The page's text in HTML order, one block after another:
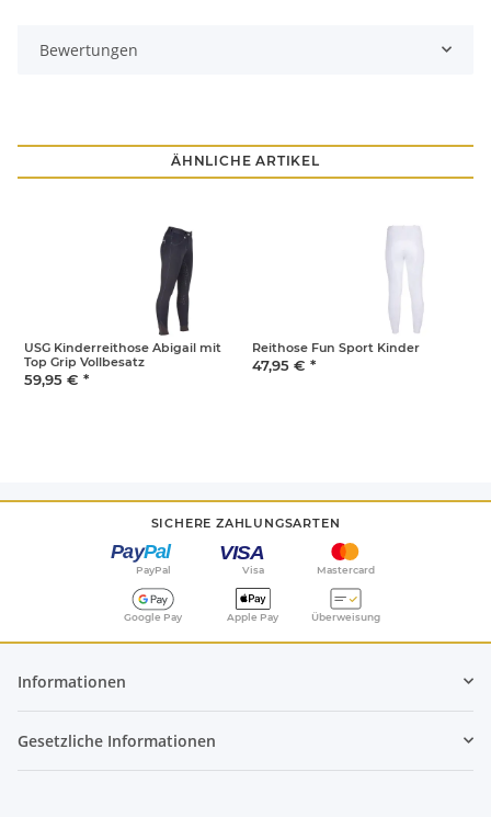
Bewertungen
ÄHNLICHE ARTIKEL
USG Kinderreithose Abigail mit
Top Grip Vollbesatz
59,95 € *
Reithose Fun Sport Kinder
47,95 € *
SICHERE ZAHLUNGSARTEN
PayPal Visa Mastercard
Google Pay Apple Pay Überweisung
Informationen
Gesetzliche Informationen